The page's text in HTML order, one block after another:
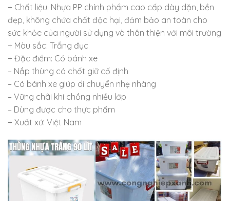
+ Chất liệu: Nhựa PP chính phẩm cao cấp dày dặn, bền
đẹp, không chứa chất độc hại, đảm bảo an toàn cho
sức khỏe của người sử dụng và thân thiện với môi trường
+ Màu sắc: Trắng đục
+ Đặc điểm: Có bánh xe
– Nắp thùng có chốt giữ cố định
– Có bánh xe giúp di chuyển nhẹ nhàng
– Vững chãi khi chồng nhiều lớp
– Dùng được cho thực phẩm
+ Xuất xứ: Việt Nam